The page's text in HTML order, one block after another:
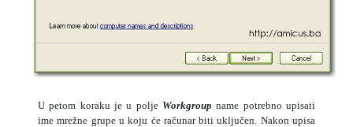
U petom koraku je u polje Workgroup name potrebno upisati
ime mrežne grupe u koju će računar biti uključen. Nakon upisa